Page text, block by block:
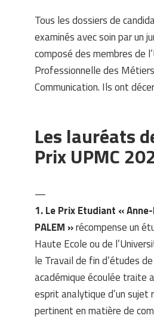
Tous les dossiers de
examinés avec soin par un
composé des membres de
Professionnelle des
Communication. Ils ont
Les lauréats
Prix UPMC
—
1. Le Prix Etudiant «
PALEM »récompense un
Haute Ecole ou de
le Travail de fin d’études de
académique écoulée traite
esprit analytique d’un sujet
pertinent en matière de